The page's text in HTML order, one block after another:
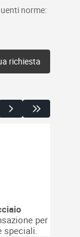
norme:
richiesta
per
speciali.